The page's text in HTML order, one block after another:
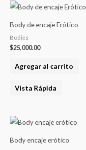
Body de encaje Erótico
Bodies
$25,000.00
Agregar al carrito
Vista Rápida
Body encaje erótico